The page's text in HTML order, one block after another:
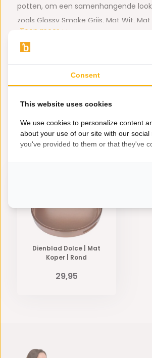
potten, om een samenhangende
zoals Glossy Smoke Grijs, Mat Wit,
afstemmen op jouw persoonlijke stijl
Dienblad Dolce en onze
van Gibraltar 2, 3446 CM Woerden.
Bekijk de volledige collectie
meer, online via de volgende link:
Combinatie tip:onderzetters in
Toon meer
Tags:
Exclusieve dienbladen en
Eerder bekeken door jou
Dienblad Dolce | Mat
Koper | Rond
29,95
Consent
This website uses cookies
We use cookies to personalize content
about your use of our site with our
you've provided to them or that they've